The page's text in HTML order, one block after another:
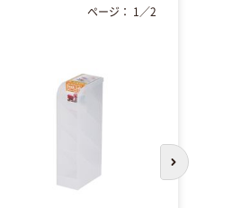
ページ： 1 ／2
次のスライド